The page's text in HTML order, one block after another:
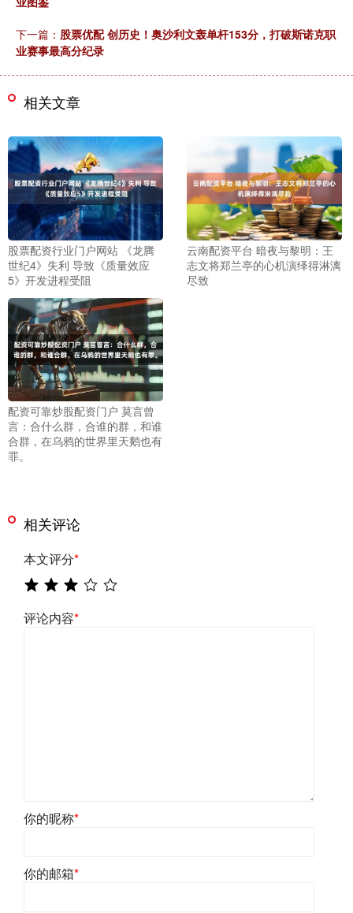
下一篇： 股票优配 创历史！奥沙利文轰单杆153分，打破斯诺克职
业赛事最高分纪录
相关文章
股票配资行业门户网站 《龙腾
世纪4》失利 导致《质量效应
5》开发进程受阻
云南配资平台 暗夜与黎明：王
志文将郑兰亭的心机演绎得淋漓
尽致
配资可靠炒股配资门户 莫言曾
言：合什么群，合谁的群，和谁
合群，在乌鸦的世界里天鹅也有
罪。
相关评论
本文评分*
评论内容*
你的昵称*
你的邮箱*